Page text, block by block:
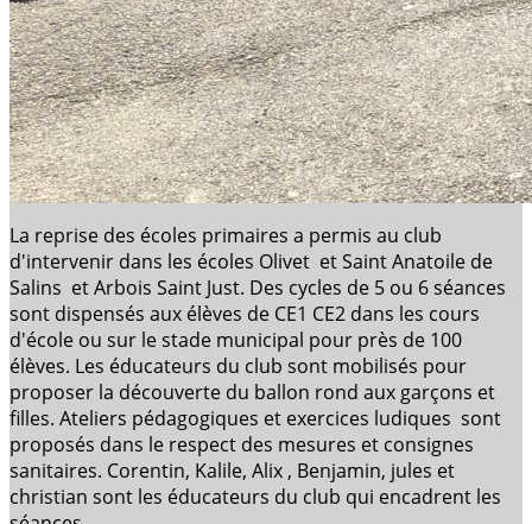
La reprise des écoles primaires a permis au club
d'intervenir dans les écoles Olivet et Saint Anatoile de
Salins et Arbois Saint Just. Des cycles de 5 ou 6 séances
sont dispensés aux élèves de CE1 CE2 dans les cours
d'école ou sur le stade municipal pour près de 100
élèves. Les éducateurs du club sont mobilisés pour
proposer la découverte du ballon rond aux garçons et
filles. Ateliers pédagogiques et exercices ludiques sont
proposés dans le respect des mesures et consignes
sanitaires. Corentin, Kalile, Alix , Benjamin, jules et
christian sont les éducateurs du club qui encadrent les